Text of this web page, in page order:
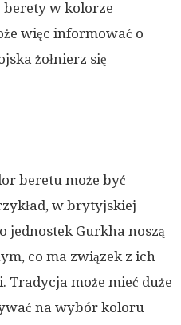
berety w kolorze
więc informować o
żołnierz się
beretu może być
w brytyjskiej
jednostek Gurkha noszą
co ma związek z ich
może mieć duże
na wybór koloru